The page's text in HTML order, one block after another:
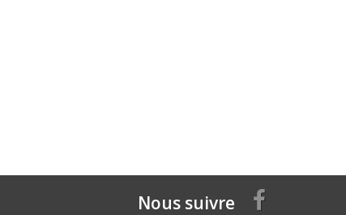
Nous suivre